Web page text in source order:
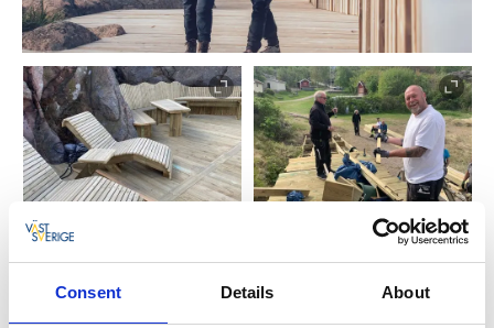
Consent Details About